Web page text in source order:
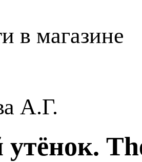
в магазине
А.Г.
утёнок.